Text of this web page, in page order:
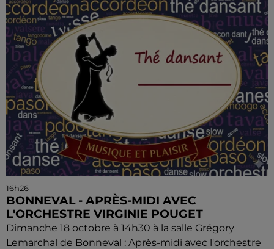
16h26
BONNEVAL - APRÈS-MIDI AVEC
L'ORCHESTRE VIRGINIE POUGET
Dimanche 18 octobre à 14h30 à la salle Grégory
Lemarchal de Bonneval : Après-midi avec l'orchestre